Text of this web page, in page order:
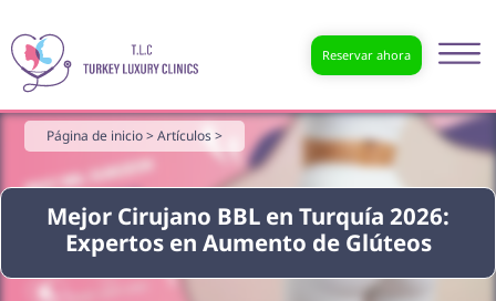
Reservar ahora
Mejor Cirujano BBL en Turquía 2026:
Expertos en Aumento de Glúteos
Página de inicio >Artículos >